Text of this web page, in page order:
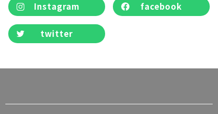
Instagram facebook
twitter